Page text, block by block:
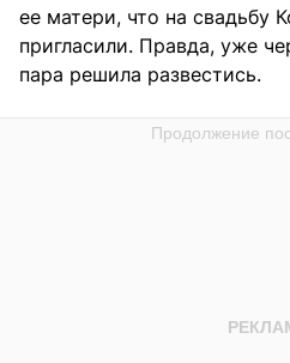
ее матери, что на свадьбу
пригласили. Правда, уже
пара решила развестись.